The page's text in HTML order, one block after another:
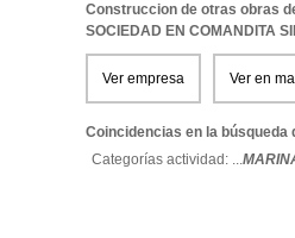
Construccion de otras obras
SOCIEDAD EN COMANDITA
Ver empresa Ver en
Coincidencias en la búsqueda
Categorías actividad: ...